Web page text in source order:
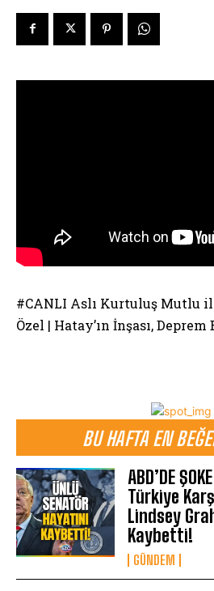
BU HAFTA EN
ABD’DE
Türkiye
Lindsey
Kaybetti!
GÜNDEM
#CANLI Aslı Kurtuluş Mutlu
Özel | Hatay’ın İnşası,